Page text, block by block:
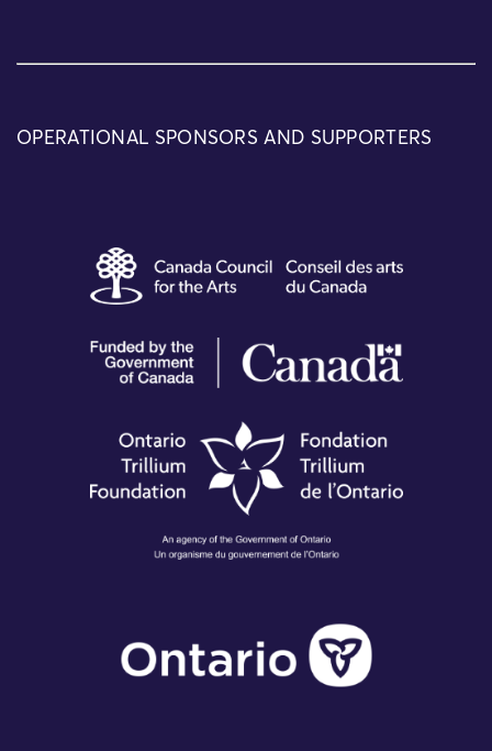
OPERATIONAL SPONSORS AND SUPPORTERS